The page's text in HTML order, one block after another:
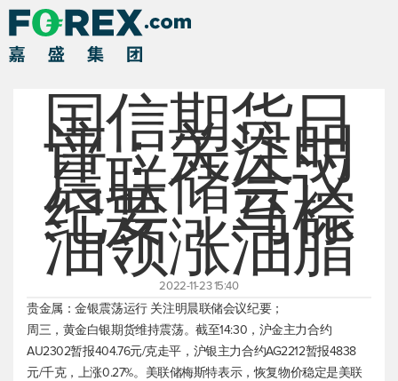
国信期货日
评：关注明
晨联储会议
纪要，马棕
油领涨油脂
2022-11-23 15:40
贵金属：金银震荡运行 关注明晨联储会议纪要；
周三，黄金白银期货维持震荡。截至14:30，沪金主力合约
AU2302暂报404.76元/克走平，沪银主力合约AG2212暂报4838
元/千克，上涨0.27%。美联储梅斯特表示，恢复物价稳定是美联